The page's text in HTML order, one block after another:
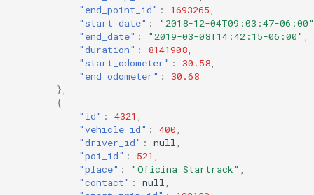
"end_point_id" : 1693265,
"start_date" :
"2018-12-04T09:03:47-06:00"
"end_date" : "2019-03-08T14:42:15-06:00" ,
"duration" : 8141908,
"start_odometer" : 30.58,
"end_odometer" :
30.68
},
{
"id" : 4321 ,
"vehicle_id" : 400,
"driver_id" : null,
"poi_id" : 521 ,
"place" : "Oficina Startrack" ,
"contact" : null,